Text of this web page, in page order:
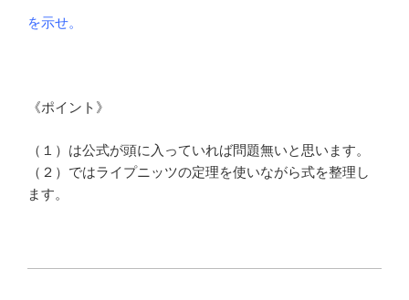
を示せ。
《ポイント》
（１）は公式が頭に入っていれば問題無いと思います。
（２）ではライプニッツの定理を使いながら式を整理し
ます。